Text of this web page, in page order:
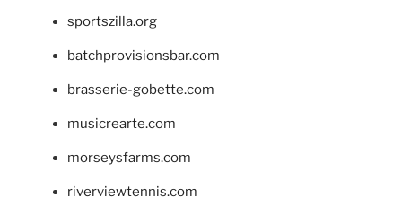
sportszilla.org
batchprovisionsbar.com
brasserie-gobette.com
musicrearte.com
morseysfarms.com
riverviewtennis.com